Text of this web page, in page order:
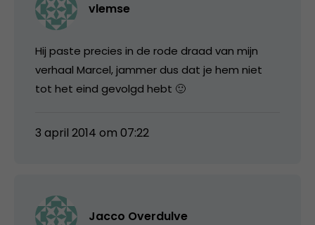
vlemse
Hij paste precies in de rode draad van mijn
verhaal Marcel, jammer dus dat je hem niet
tot het eind gevolgd hebt 🙂
3 april 2014 om 07:22
Jacco Overdulve